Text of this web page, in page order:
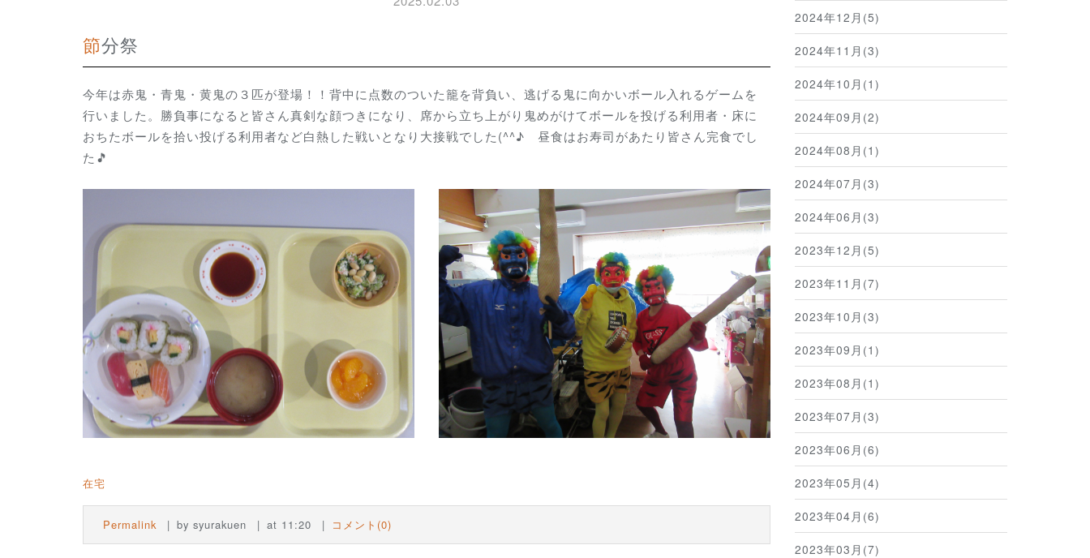
節分祭
今年は赤鬼・青鬼・黄鬼の３匹が登場！！背中に点数のついた籠を背負い、逃げる鬼に向かいボール入れるゲームを
行いました。勝負事になると皆さん真剣な顔つきになり、席から立ち上がり鬼めがけてボールを投げる利用者・床に
おちたボールを拾い投げる利用者など白熱した戦いとなり大接戦でした(^^♪ 昼食はお寿司があたり皆さん完食でし
た🎵
在宅
Permalink by syurakuen at 11:20 コメント(0)
2024年12月(5)
2024年11月(3)
2024年10月(1)
2024年09月(2)
2024年08月(1)
2024年07月(3)
2024年06月(3)
2023年12月(5)
2023年11月(7)
2023年10月(3)
2023年09月(1)
2023年08月(1)
2023年07月(3)
2023年06月(6)
2023年05月(4)
2023年04月(6)
2023年03月(7)